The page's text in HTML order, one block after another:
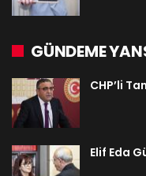
GÜNDEME
CHP’li
Elif Eda